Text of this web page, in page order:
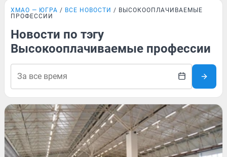
ХМАО — ЮГРА ВСЕ НОВОСТИ
ВЫСОКООПЛАЧИВАЕМЫЕ
ПРОФЕССИИ
Новости по тэгу
Высокооплачиваемые профессии